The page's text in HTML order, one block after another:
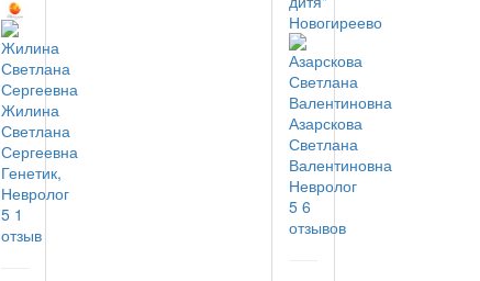
Жилина
Светлана
Сергеевна
Генетик,
Невролог
5 1
отзыв
Азарскова
Светлана
Валентиновна
Невролог
5 6
отзывов